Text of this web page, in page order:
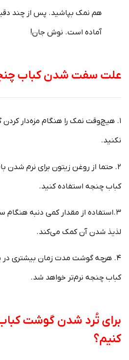
هم نمک بپاشید. پس از چند
آماده است. نوش جان!
علت سفت شدن کباب
۱. هیچ‌وقت نمک را هنگام مزه‌دار
نکنید.
۲. حتما از روغن زیتون برای نرم
کباب چنجه استفاده کنید.
۳.استفاده از مقدار کمی دنبه
لذیذ شدن آن کمک می‌کند.
۴. هرچه گوشت مدت زمان بیشتری در
کباب چنجه نرم‌تر خواهد شد.
برای تُرد شدن گوشت
کنیم؟